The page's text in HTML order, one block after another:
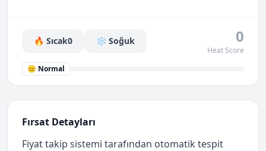
🔥 Sıcak0 ❄️ Soğuk 0
Heat Score
😐 Normal
Fırsat Detayları
Fiyat takip sistemi tarafından otomatik tespit